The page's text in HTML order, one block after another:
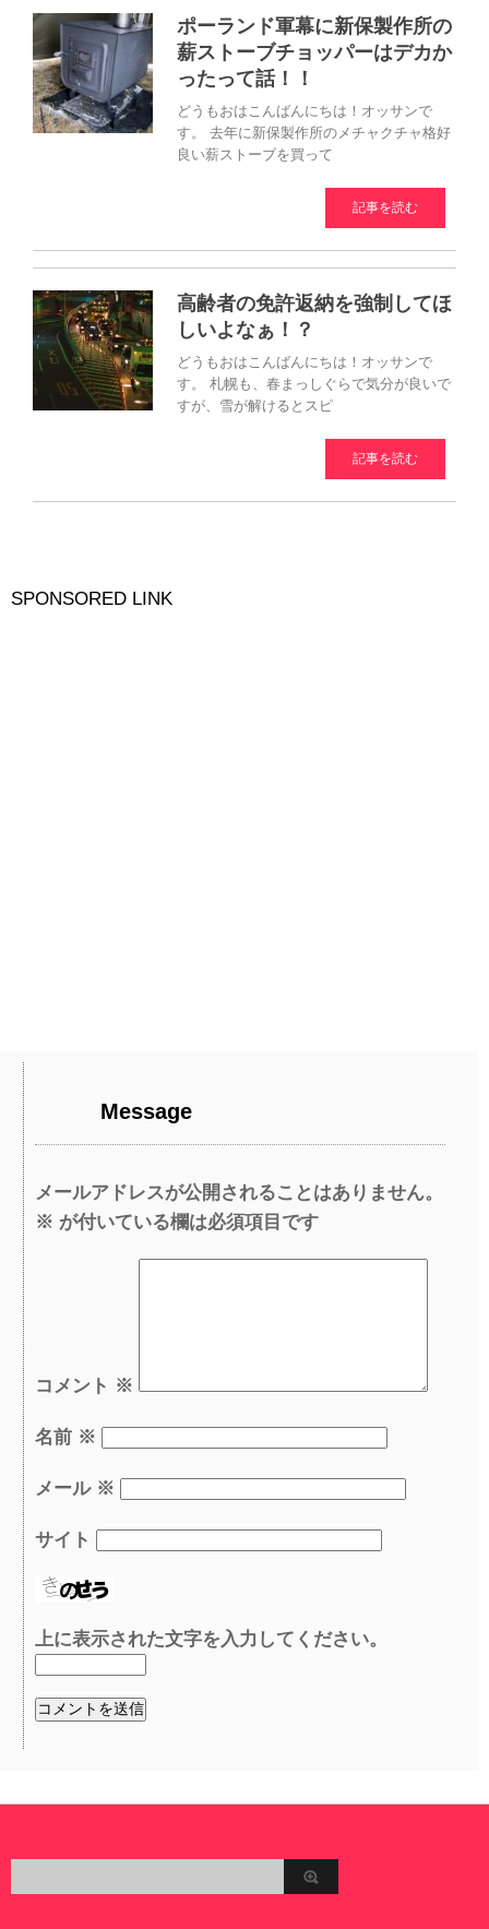
ポーランド軍幕に新保製作所の
薪ストーブチョッパーはデカか
ったって話！！
どうもおはこんばんにちは！オッサンで
す。 去年に新保製作所のメチャクチャ格好
良い薪ストーブを買って
記事を読む
高齢者の免許返納を強制してほ
しいよなぁ！？
どうもおはこんばんにちは！オッサンで
す。 札幌も、春まっしぐらで気分が良いで
すが、雪が解けるとスピ
記事を読む
SPONSORED LINK
Message
メールアドレスが公開されることはありません。
※ が付いている欄は必須項目です
コメント ※
名前 ※
メール ※
サイト
上に表示された文字を入力してください。